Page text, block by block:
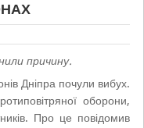
причину.
Дніпра почули вибух.
оборони,
Про це повідомив